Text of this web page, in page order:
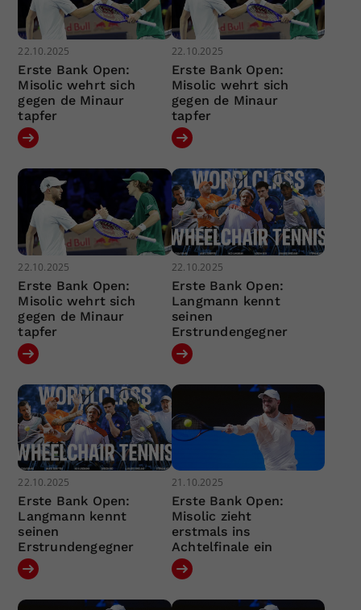
22.10.2025
Erste Bank Open:
Misolic wehrt sich
gegen de Minaur
tapfer
22.10.2025
Erste Bank Open:
Misolic wehrt sich
gegen de Minaur
tapfer
22.10.2025
Erste Bank Open:
Misolic wehrt sich
gegen de Minaur
tapfer
22.10.2025
Erste Bank Open:
Langmann kennt
seinen
Erstrundengegner
22.10.2025
Erste Bank Open:
Langmann kennt
seinen
Erstrundengegner
21.10.2025
Erste Bank Open:
Misolic zieht
erstmals ins
Achtelfinale ein